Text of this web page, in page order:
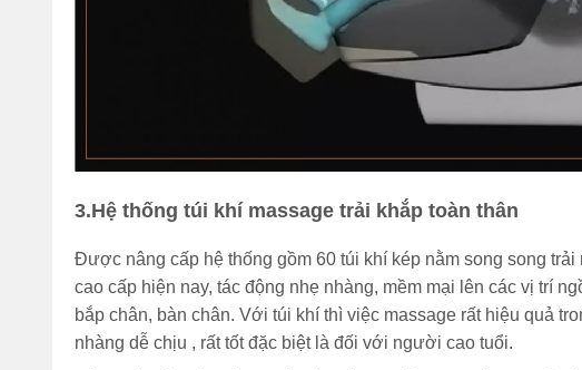
3.Hệ thống túi khí massage trải khắp toàn thân
Được nâng cấp hệ thống gồm 60 túi khí kép nằm song song
cao cấp hiện nay, tác động nhẹ nhàng, mềm mại lên các vị trí
bắp chân, bàn chân. Với túi khí thì việc massage rất hiệu quả
nhàng dễ chịu , rất tốt đặc biệt là đối với người cao tuổi.